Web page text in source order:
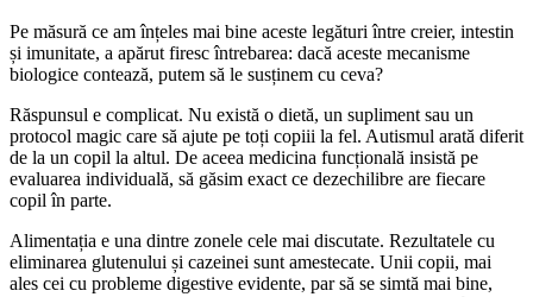
Pe măsură ce am înțeles mai bine aceste legături între creier, intestin
și imunitate, a apărut firesc întrebarea: dacă aceste mecanisme
biologice contează, putem să le susținem cu ceva?
Răspunsul e complicat. Nu există o dietă, un supliment sau un
protocol magic care să ajute pe toți copiii la fel. Autismul arată diferit
de la un copil la altul. De aceea medicina funcțională insistă pe
evaluarea individuală, să găsim exact ce dezechilibre are fiecare
copil în parte.
Alimentația e una dintre zonele cele mai discutate. Rezultatele cu
eliminarea glutenului și cazeinei sunt amestecate. Unii copii, mai
ales cei cu probleme digestive evidente, par să se simtă mai bine,